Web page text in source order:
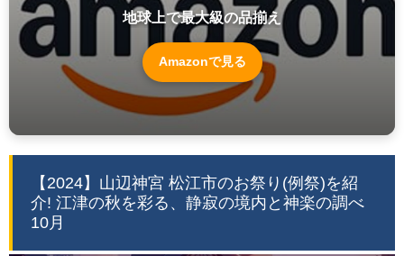
地球上で最大級の品揃え
Amazonで見る
【2024】山辺神宮 松江市のお祭り(例祭)を紹
介! 江津の秋を彩る、静寂の境内と神楽の調べ
10月